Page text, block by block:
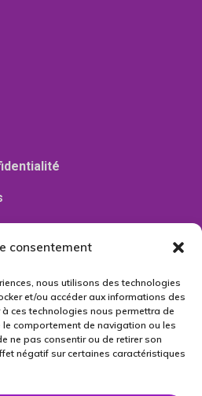
consentement
nous utilisons des technologies
et/ou accéder aux informations des
ces technologies nous permettra de
comportement de navigation ou les
ne pas consentir ou de retirer son
négatif sur certaines caractéristiques
00038